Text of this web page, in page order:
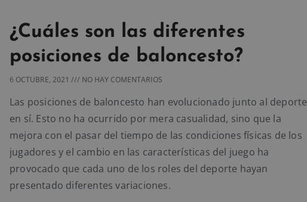
¿Cuáles son las diferentes
posiciones de baloncesto?
6 OCTUBRE, 2021 NO HAY COMENTARIOS
Las posiciones de baloncesto han evolucionado junto al deporte
en sí. Esto no ha ocurrido por mera casualidad, sino que la
mejora con el pasar del tiempo de las condiciones físicas de los
jugadores y el cambio en las características del juego ha
provocado que cada uno de los roles del deporte hayan
presentado diferentes variaciones.